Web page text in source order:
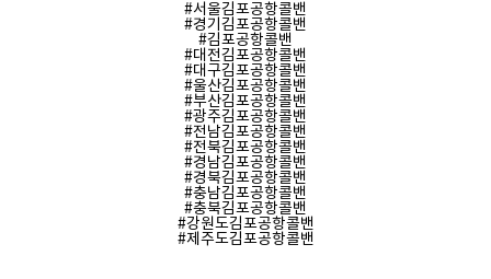
#서울김포공항콜밴
#경기김포공항콜밴
#김포공항콜밴
#대전김포공항콜밴
#대구김포공항콜밴
#울산김포공항콜밴
#부산김포공항콜밴
#광주김포공항콜밴
#전남김포공항콜밴
#전북김포공항콜밴
#경남김포공항콜밴
#경북김포공항콜밴
#충남김포공항콜밴
#충북김포공항콜밴
#강원도김포공항콜밴
#제주도김포공항콜밴